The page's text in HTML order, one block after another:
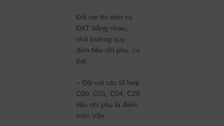
Đối với thí sinh có
ĐXT bằng nhau,
nhà trường quy
định tiêu chí phụ, cụ
thể:
– Đối với các tổ hợp
C00, C01, C04, C20
tiêu chí phụ là điểm
môn Văn.